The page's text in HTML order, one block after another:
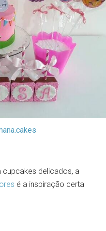
delicados, a
é a inspiração certa